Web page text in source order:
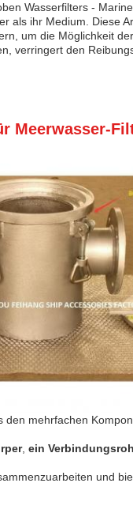
Wasserfilters -
als ihr Medium. Diese
um die Möglichkeit
verringert den
Meerwasser-
den mehrfachen
, ein
und